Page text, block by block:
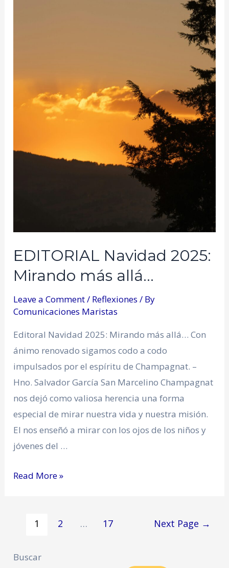
EDITORIAL Navidad 2025:
Mirando más allá…
Leave a Comment/ Reflexiones / By
Comunicaciones Maristas
Editoral Navidad 2025: Mirando más allá… Con
ánimo renovado sigamos codo a codo
impulsados por el espíritu de Champagnat. –
Hno. Salvador García San Marcelino Champagnat
nos dejó como valiosa herencia una forma
especial de mirar nuestra vida y nuestra misión.
El nos enseñó a mirar con los ojos de los niños y
jóvenes del …
Read More »
1 2 … 17 Next Page →
Buscar